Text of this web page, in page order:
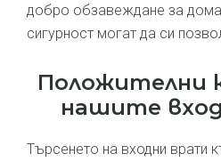
добро обзавеждане за
сигурност могат да си
Положителни
нашите
Търсенето на входни врати